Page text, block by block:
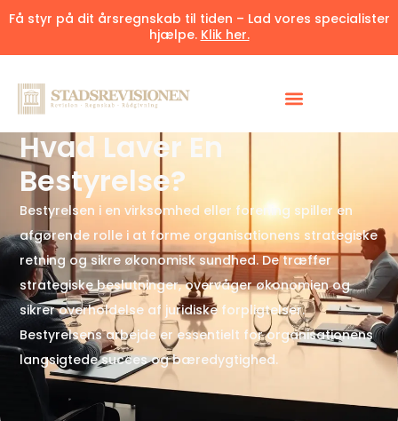
Få styr på dit årsregnskab til tiden – Lad vores specialister
hjælpe. Klik her.
Hvad Laver En
Bestyrelse?
Bestyrelsen i en virksomhed eller forening spiller en
afgørende rolle i at forme organisationens strategiske
retning og sikre økonomisk sundhed. De træffer
strategiske beslutninger, overvåger økonomien og
sikrer overholdelse af juridiske forpligtelser.
Bestyrelsens arbejde er essentielt for organisationens
langsigtede succes og bæredygtighed.